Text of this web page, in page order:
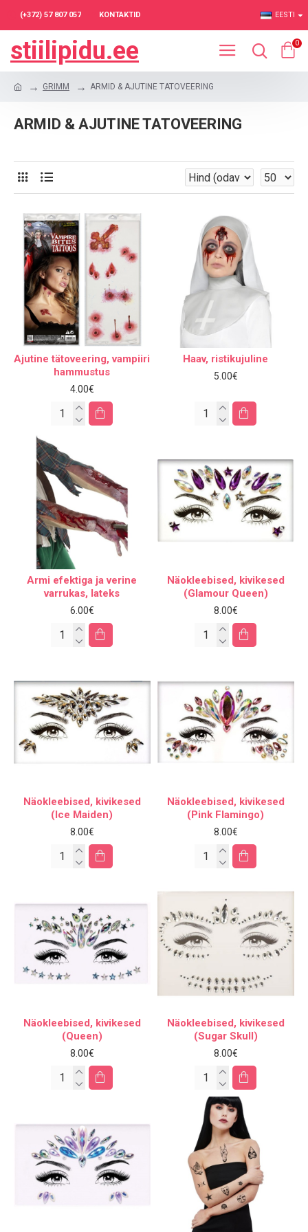
(+372) 57 807 057 KONTAKTID EESTI
stiilipidu.ee 0
GRIMM ARMID & AJUTINE TATOVEERING
ARMID & AJUTINE TATOVEERING
Ajutine tätoveering, vampiiri
hammustus
4.00€
Haav, ristikujuline
5.00€
Armi efektiga ja verine
varrukas, lateks
6.00€
Näokleebised, kivikesed
(Glamour Queen)
8.00€
Näokleebised, kivikesed
(Ice Maiden)
8.00€
Näokleebised, kivikesed
(Pink Flamingo)
8.00€
Näokleebised, kivikesed
(Queen)
8.00€
Näokleebised, kivikesed
(Sugar Skull)
8.00€